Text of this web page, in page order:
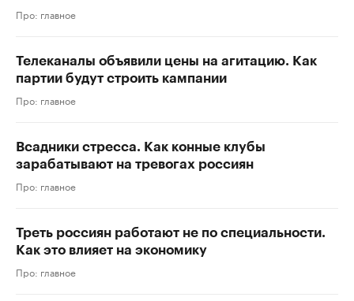
Про: главное
Телеканалы объявили цены на агитацию. Как
партии будут строить кампании
Про: главное
Всадники стресса. Как конные клубы
зарабатывают на тревогах россиян
Про: главное
Треть россиян работают не по специальности.
Как это влияет на экономику
Про: главное